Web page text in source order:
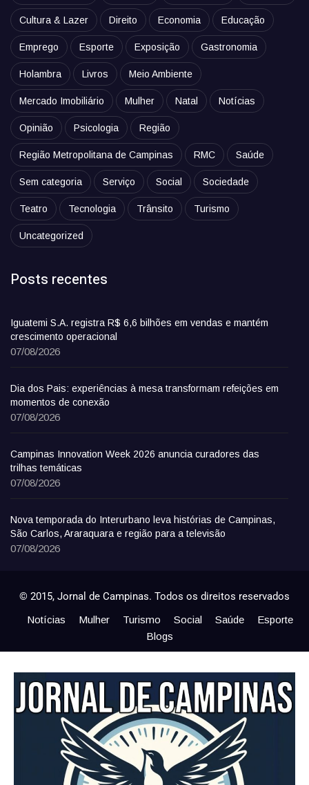
Cultura & Lazer Direito Economia Educação
Emprego Esporte Exposição Gastronomia
Holambra Livros Meio Ambiente
Mercado Imobiliário Mulher Natal Notícias
Opinião Psicologia Região
Região Metropolitana de Campinas RMC Saúde
Sem categoria Serviço Social Sociedade
Teatro Tecnologia Trânsito Turismo
Uncategorized
Posts recentes
Iguatemi S.A. registra R$ 6,6 bilhões em vendas e mantém
crescimento operacional
07/08/2026
Dia dos Pais: experiências à mesa transformam refeições em
momentos de conexão
07/08/2026
Campinas Innovation Week 2026 anuncia curadores das
trilhas temáticas
07/08/2026
Nova temporada do Interurbano leva histórias de Campinas,
São Carlos, Araraquara e região para a televisão
07/08/2026
© 2015, Jornal de Campinas. Todos os direitos reservados
Notícias Mulher Turismo Social Saúde
Esporte
Blogs